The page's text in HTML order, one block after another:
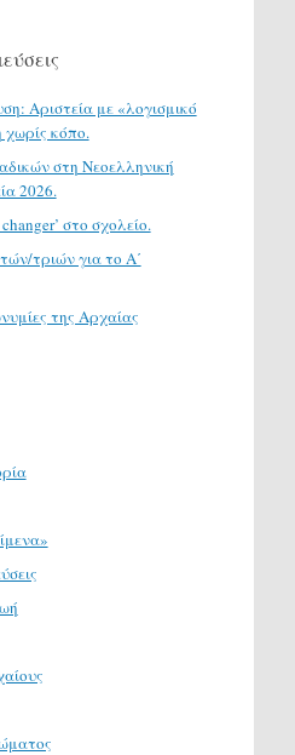
Αριστεία με «λογισμικό
κόπο.
στη Νεοελληνική
2026.
στο σχολείο.
τριών για το Α΄
της Αρχαίας